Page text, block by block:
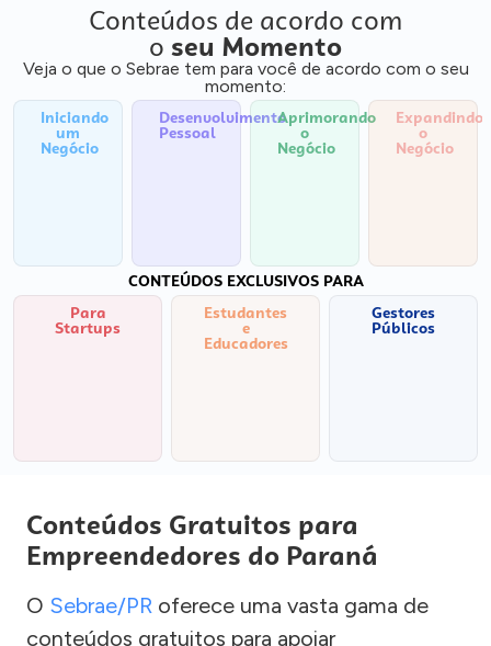
Conteúdos de acordo com
o seu Momento
Veja o que o Sebrae tem para você de acordo com o seu
momento:
Iniciando
um
Negócio
Desenvolvimento
Pessoal
Aprimorando
o
Negócio
Expandindo
o
Negócio
CONTEÚDOS EXCLUSIVOS PARA
Para
Startups
Estudantes
e
Educadores
Gestores
Públicos
Conteúdos Gratuitos para
Empreendedores do Paraná
O Sebrae/PR oferece uma vasta gama de
conteúdos gratuitos para apoiar